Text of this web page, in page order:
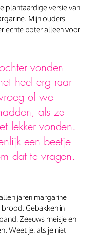
plantaardige versie van
Mijn ouders
echte boter alleen voor
vonden
heel erg raar
of we
als ze
lekker vonden.
een beetje
dat te vragen.
jaren margarine
Gebakken in
Zeeuws meisje en
Weet je, als je niet